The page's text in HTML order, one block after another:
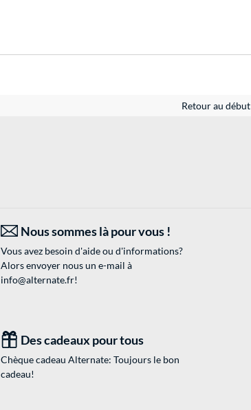
Retour au début
Nous sommes là pour vous !
Vous avez besoin d'aide ou d'informations?
Alors envoyer nous un e-mail à
info@alternate.fr!
Des cadeaux pour tous
Chèque cadeau Alternate: Toujours le bon
cadeau!